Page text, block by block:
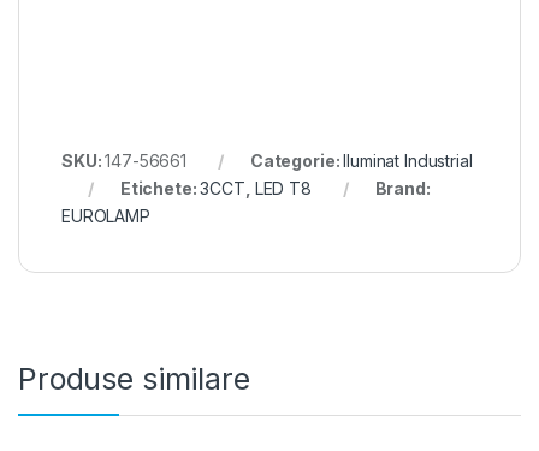
SKU:147-56661 Categorie:Iluminat Industrial
Etichete:3CCT LED T8
Brand:
EUROLAMP
Produse similare